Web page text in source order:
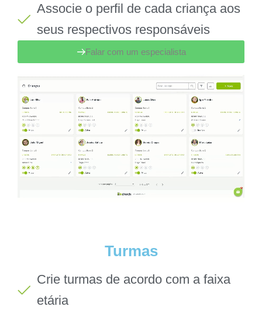
Associe o perfil de cada criança aos
seus respectivos responsáveis
Falar com um especialista
Turmas
Crie turmas de acordo com a faixa
etária